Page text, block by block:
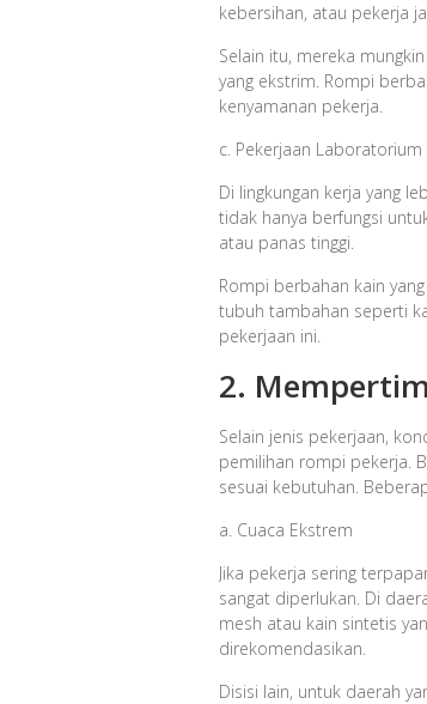
kebersihan, atau pekerja
Selain itu, mereka
yang ekstrim. Rompi
kenyamanan pekerja.
c. Pekerjaan
Di lingkungan kerja yang
tidak hanya berfungsi
atau panas tinggi.
Rompi berbahan kain
tubuh tambahan seperti
pekerjaan ini.
2.
Selain jenis pekerjaan,
pemilihan rompi pekerja.
sesuai kebutuhan.
a. Cuaca Ekstrem
Jika pekerja sering
sangat diperlukan. Di
mesh atau kain sintetis
direkomendasikan.
Disisi lain, untuk daerah